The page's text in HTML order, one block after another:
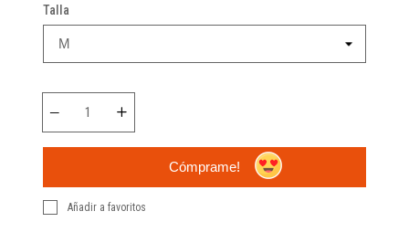
Talla
Cómprame!
Añadir a favoritos